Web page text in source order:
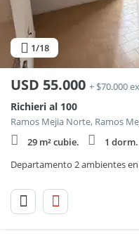
1/18
USD 55.000 + $70.000
Richieri al 100
Ramos Mejia Norte, Ramos
29 m² cubie.
1 dorm.
Departamento 2 ambientes